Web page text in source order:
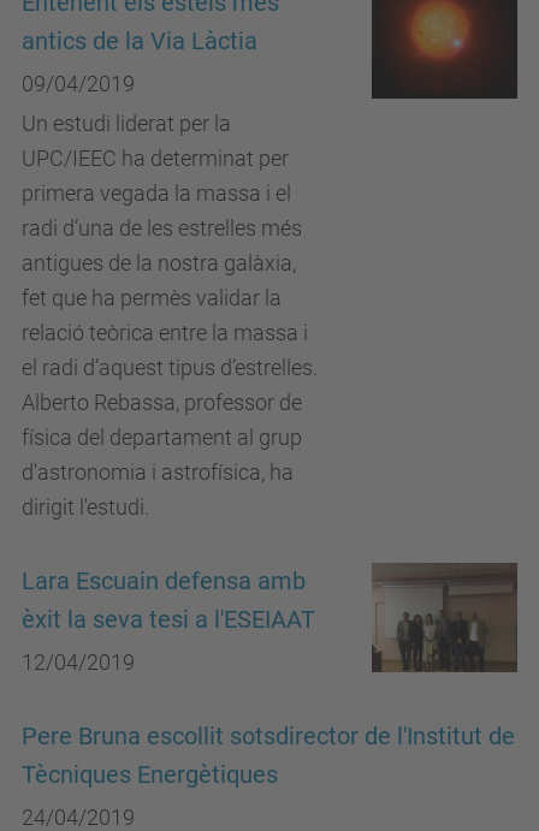
antics de la Via Làctia
09/04/2019
Un estudi liderat per la
UPC/IEEC ha determinat per
primera vegada la massa i el
radi d’una de les estrelles més
antigues de la nostra galàxia,
fet que ha permès validar la
relació teòrica entre la massa i
el radi d’aquest tipus d’estrelles.
Alberto Rebassa, professor de
física del departament al grup
d'astronomia i astrofísica, ha
dirigit l'estudi.
Lara Escuain defensa amb
èxit la seva tesi a l'ESEIAAT
12/04/2019
Pere Bruna escollit sotsdirector de l'Institut de
Tècniques Energètiques
24/04/2019